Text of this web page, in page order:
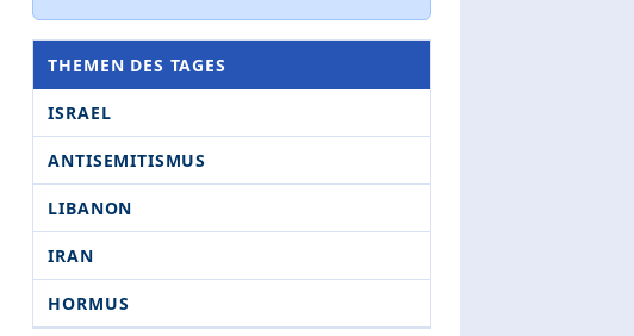
THEMEN DES TAGES
ISRAEL
ANTISEMITISMUS
LIBANON
IRAN
HORMUS